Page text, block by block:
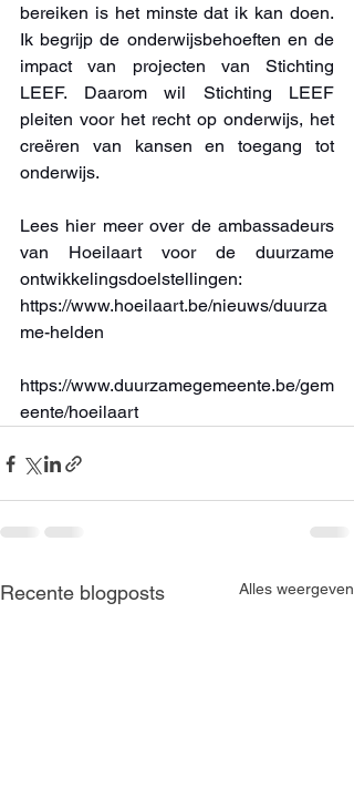
bereiken is het minste dat ik kan doen.
Ik begrijp de onderwijsbehoeften en de
impact van projecten van Stichting
LEEF. Daarom wil Stichting LEEF
pleiten voor het recht op onderwijs, het
creëren van kansen en toegang tot
onderwijs.
Lees hier meer over de ambassadeurs
van Hoeilaart voor de duurzame
ontwikkelingsdoelstellingen:
https://www.hoeilaart.be/nieuws/duurza
me-helden
https://www.duurzamegemeente.be/gem
eente/hoeilaart
Recente blogposts Alles weergeven